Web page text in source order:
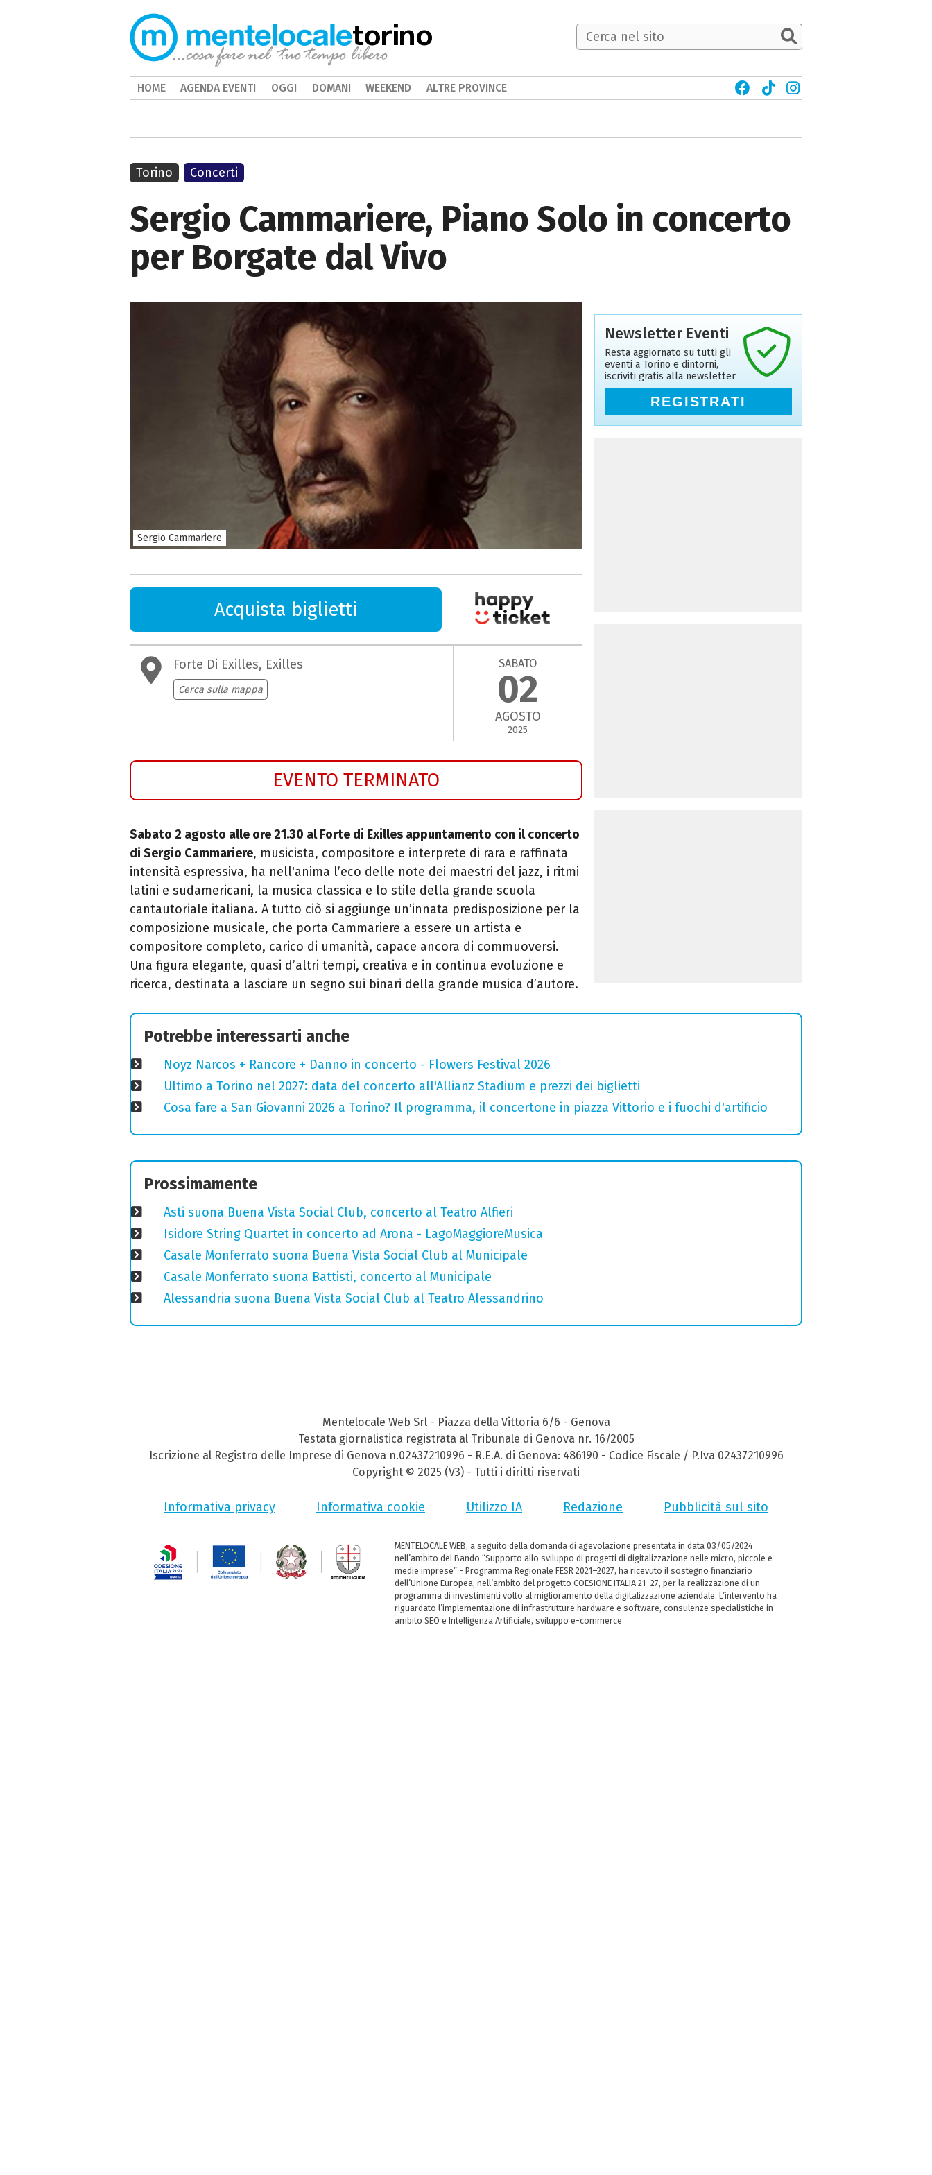
Sergio Cammariere, Piano Solo in concerto
per Borgate dal Vivo
Sergio Cammariere
Acquista biglietti
Forte Di Exilles, Exilles
Cerca sulla mappa
SABATO
02
AGOSTO
2025
EVENTO TERMINATO
Sabato 2 agosto alle ore 21.30 al Forte di Exilles appuntamento con il concerto
di Sergio Cammariere, musicista, compositore e interprete di rara e raffinata
intensità espressiva, ha nell'anima l’eco delle note dei maestri del jazz, i ritmi
latini e sudamericani, la musica classica e lo stile della grande scuola
cantautoriale italiana. A tutto ciò si aggiunge un’innata predisposizione per la
composizione musicale, che porta Cammariere a essere un artista e
compositore completo, carico di umanità, capace ancora di commuoversi.
Una figura elegante, quasi d’altri tempi, creativa e in continua evoluzione e
ricerca, destinata a lasciare un segno sui binari della grande musica d’autore.
Torino Concerti
Newsletter Eventi
Resta aggiornato su tutti gli
eventi a Torino e dintorni,
iscriviti gratis alla newsletter
REGISTRATI
Potrebbe interessarti anche
Noyz Narcos + Rancore + Danno in concerto - Flowers Festival 2026
Ultimo a Torino nel 2027: data del concerto all'Allianz Stadium e prezzi dei biglietti
Cosa fare a San Giovanni 2026 a Torino? Il programma, il concertone in piazza Vittorio e i fuochi d'artificio
Prossimamente
Asti suona Buena Vista Social Club, concerto al Teatro Alfieri
Isidore String Quartet in concerto ad Arona - LagoMaggioreMusica
Casale Monferrato suona Buena Vista Social Club al Municipale
Casale Monferrato suona Battisti, concerto al Municipale
Alessandria suona Buena Vista Social Club al Teatro Alessandrino
torino
HOME AGENDA EVENTI OGGI DOMANI WEEKEND ALTRE PROVINCE
Mentelocale Web Srl - Piazza della Vittoria 6/6 - Genova
Testata giornalistica registrata al Tribunale di Genova nr. 16/2005
Iscrizione al Registro delle Imprese di Genova n.02437210996 - R.E.A. di Genova: 486190 - Codice Fiscale / P.Iva 02437210996
Copyright © 2025 (V3) - Tutti i diritti riservati
Informativa privacy Informativa cookie Utilizzo IA Redazione Pubblicità sul sito
MENTELOCALE WEB, a seguito della domanda di agevolazione presentata in data 03/05/2024
nell’ambito del Bando “Supporto allo sviluppo di progetti di digitalizzazione nelle micro, piccole e
medie imprese” - Programma Regionale FESR 2021–2027, ha ricevuto il sostegno finanziario
dell’Unione Europea, nell’ambito del progetto COESIONE ITALIA 21–27, per la realizzazione di un
programma di investimenti volto al miglioramento della digitalizzazione aziendale. L’intervento ha
riguardato l’implementazione di infrastrutture hardware e software, consulenze specialistiche in
ambito SEO e Intelligenza Artificiale, sviluppo e-commerce